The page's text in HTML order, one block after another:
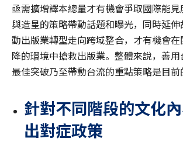
亟需擴增譯本總量才有機會爭取國際能
與造星的策略帶動話題和曝光，同時延
動出版業轉型走向跨域整合，才有機會
降的環境中搶救出版業。整體來說，善
最佳突破乃至帶動台流的重點策略是目前
針對不同階段的文化
出對症政策